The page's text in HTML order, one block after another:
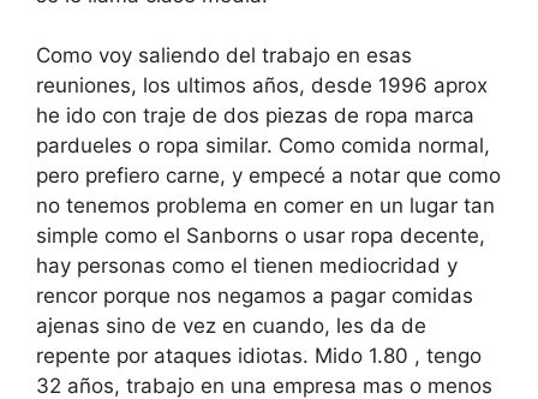
Como voy saliendo del trabajo en esas
reuniones, los ultimos años, desde 1996 aprox
he ido con traje de dos piezas de ropa marca
pardueles o ropa similar. Como comida normal,
pero prefiero carne, y empecé a notar que como
no tenemos problema en comer en un lugar tan
simple como el Sanborns o usar ropa decente,
hay personas como el tienen mediocridad y
rencor porque nos negamos a pagar comidas
ajenas sino de vez en cuando, les da de
repente por ataques idiotas. Mido 1.80 , tengo
32 años, trabajo en una empresa mas o menos